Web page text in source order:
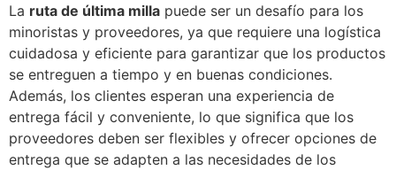
La ruta de última milla puede ser un desafío para los
minoristas y proveedores, ya que requiere una logística
cuidadosa y eficiente para garantizar que los productos
se entreguen a tiempo y en buenas condiciones.
Además, los clientes esperan una experiencia de
entrega fácil y conveniente, lo que significa que los
proveedores deben ser flexibles y ofrecer opciones de
entrega que se adapten a las necesidades de los